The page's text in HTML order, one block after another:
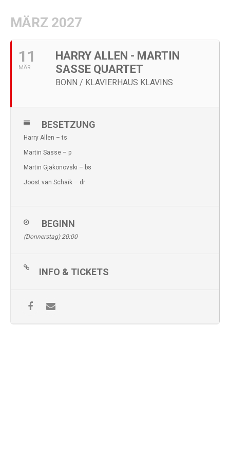
MÄRZ 2027
11
MÄR
HARRY ALLEN - MARTIN
SASSE QUARTET
BONN / KLAVIERHAUS KLAVINS
BESETZUNG
Harry Allen – ts
Martin Sasse – p
Martin Gjakonovski – bs
Joost van Schaik – dr
BEGINN
(Donnerstag) 20:00
INFO & TICKETS